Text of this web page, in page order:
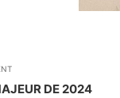
DE 2024